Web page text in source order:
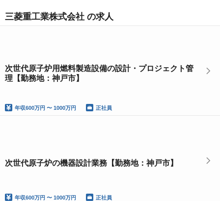
三菱重工業株式会社 の求人
次世代原子炉用燃料製造設備の設計・プロジェクト管
理【勤務地：神戸市】
年収600万円 〜 1000万円 正社員
次世代原子炉の機器設計業務【勤務地：神戸市】
年収600万円 〜 1000万円 正社員